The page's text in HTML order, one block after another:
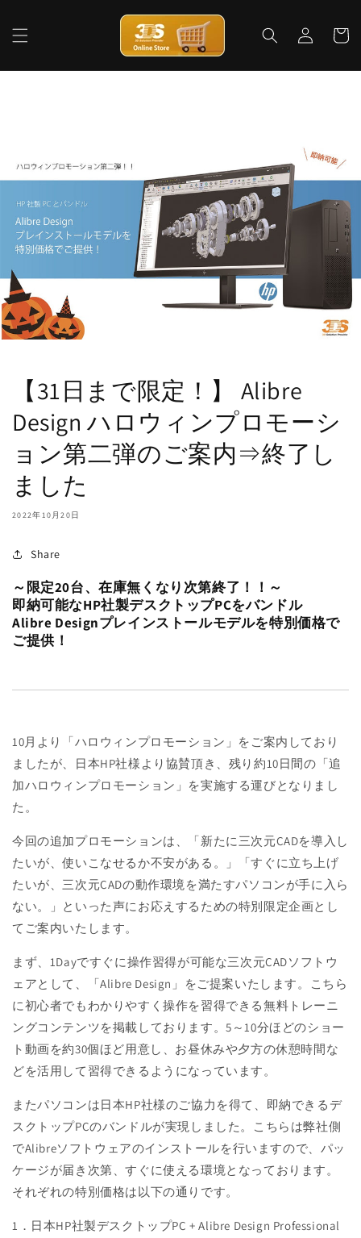
進む
イ
ー
【31日まで限定！】 Alibre
Design ハロウィンプロモーシ
ョン第二弾のご案内⇒終了し
ました
2022年10月20日
Share
～限定20台、在庫無くなり次第終了！！～
即納可能なHP社製デスクトップPCをバンドル
Alibre Designプレインストールモデルを特別価格で
ご提供！
10月より「ハロウィンプロモーション」をご案内しており
ましたが、日本HP社様より協賛頂き、残り約10日間の「追
加ハロウィンプロモーション」を実施する運びとなりまし
た。
今回の追加プロモーションは、「新たに三次元CADを導入し
たいが、使いこなせるか不安がある。」「すぐに立ち上げ
たいが、三次元CADの動作環境を満たすパソコンが手に入ら
ない。」といった声にお応えするための特別限定企画とし
てご案内いたします。
まず、1Dayですぐに操作習得が可能な三次元CADソフトウ
ェアとして、「Alibre Design」をご提案いたします。こちら
に初心者でもわかりやすく操作を習得できる無料トレーニ
ングコンテンツを掲載しております。5～10分ほどのショー
ト動画を約30個ほど用意し、お昼休みや夕方の休憩時間な
どを活用して習得できるようになっています。
またパソコンは日本HP社様のご協力を得て、即納できるデ
スクトップPCのバンドルが実現しました。こちらは弊社側
でAlibreソフトウェアのインストールを行いますので、パッ
ケージが届き次第、すぐに使える環境となっております。
それぞれの特別価格は以下の通りです。
1．日本HP社製デスクトップPC + Alibre Design Professional